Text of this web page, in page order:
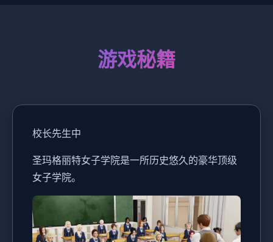
游戏秘籍
校长先生中
圣玛格丽特女子学院是一所历史悠久的豪华顶级
女子学院。